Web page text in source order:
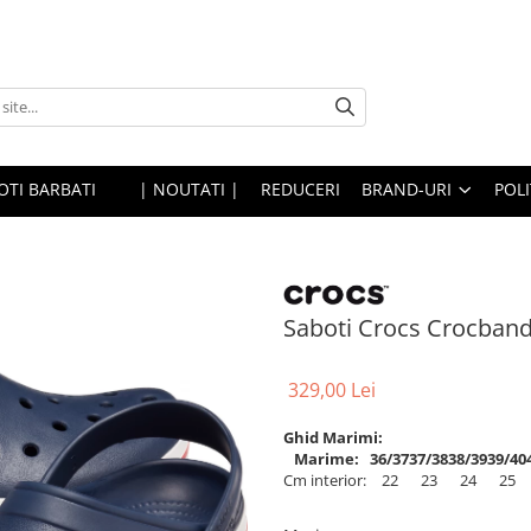
BARBATI | NOUTATI | REDUCERI BRAND-URI
Saboti Crocs
329,00 Lei
Ghid Marimi:
Marime: 36/3737/3838/3939/40
Cm interior:
22 23 24 25